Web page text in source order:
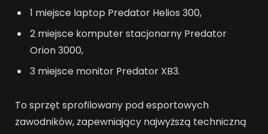
1 miejsce laptop Predator Helios 300,
2 miejsce komputer stacjonarny Predator
Orion 3000,
3 miejsce monitor Predator XB3.
To sprzęt sprofilowany pod esportowych
zawodników, zapewniający najwyższą techniczną